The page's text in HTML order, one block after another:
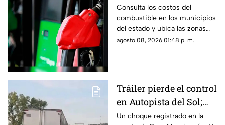
cuánto cuestan los
litros
Consulta los costos del
combustible en los municipios
del estado y ubica las zonas
con las tarifas más accesibles
agosto 08, 2026 01:48 p. m.
Tráiler pierde el control
en Autopista del Sol;
fallece una persona
Un choque registrado en la